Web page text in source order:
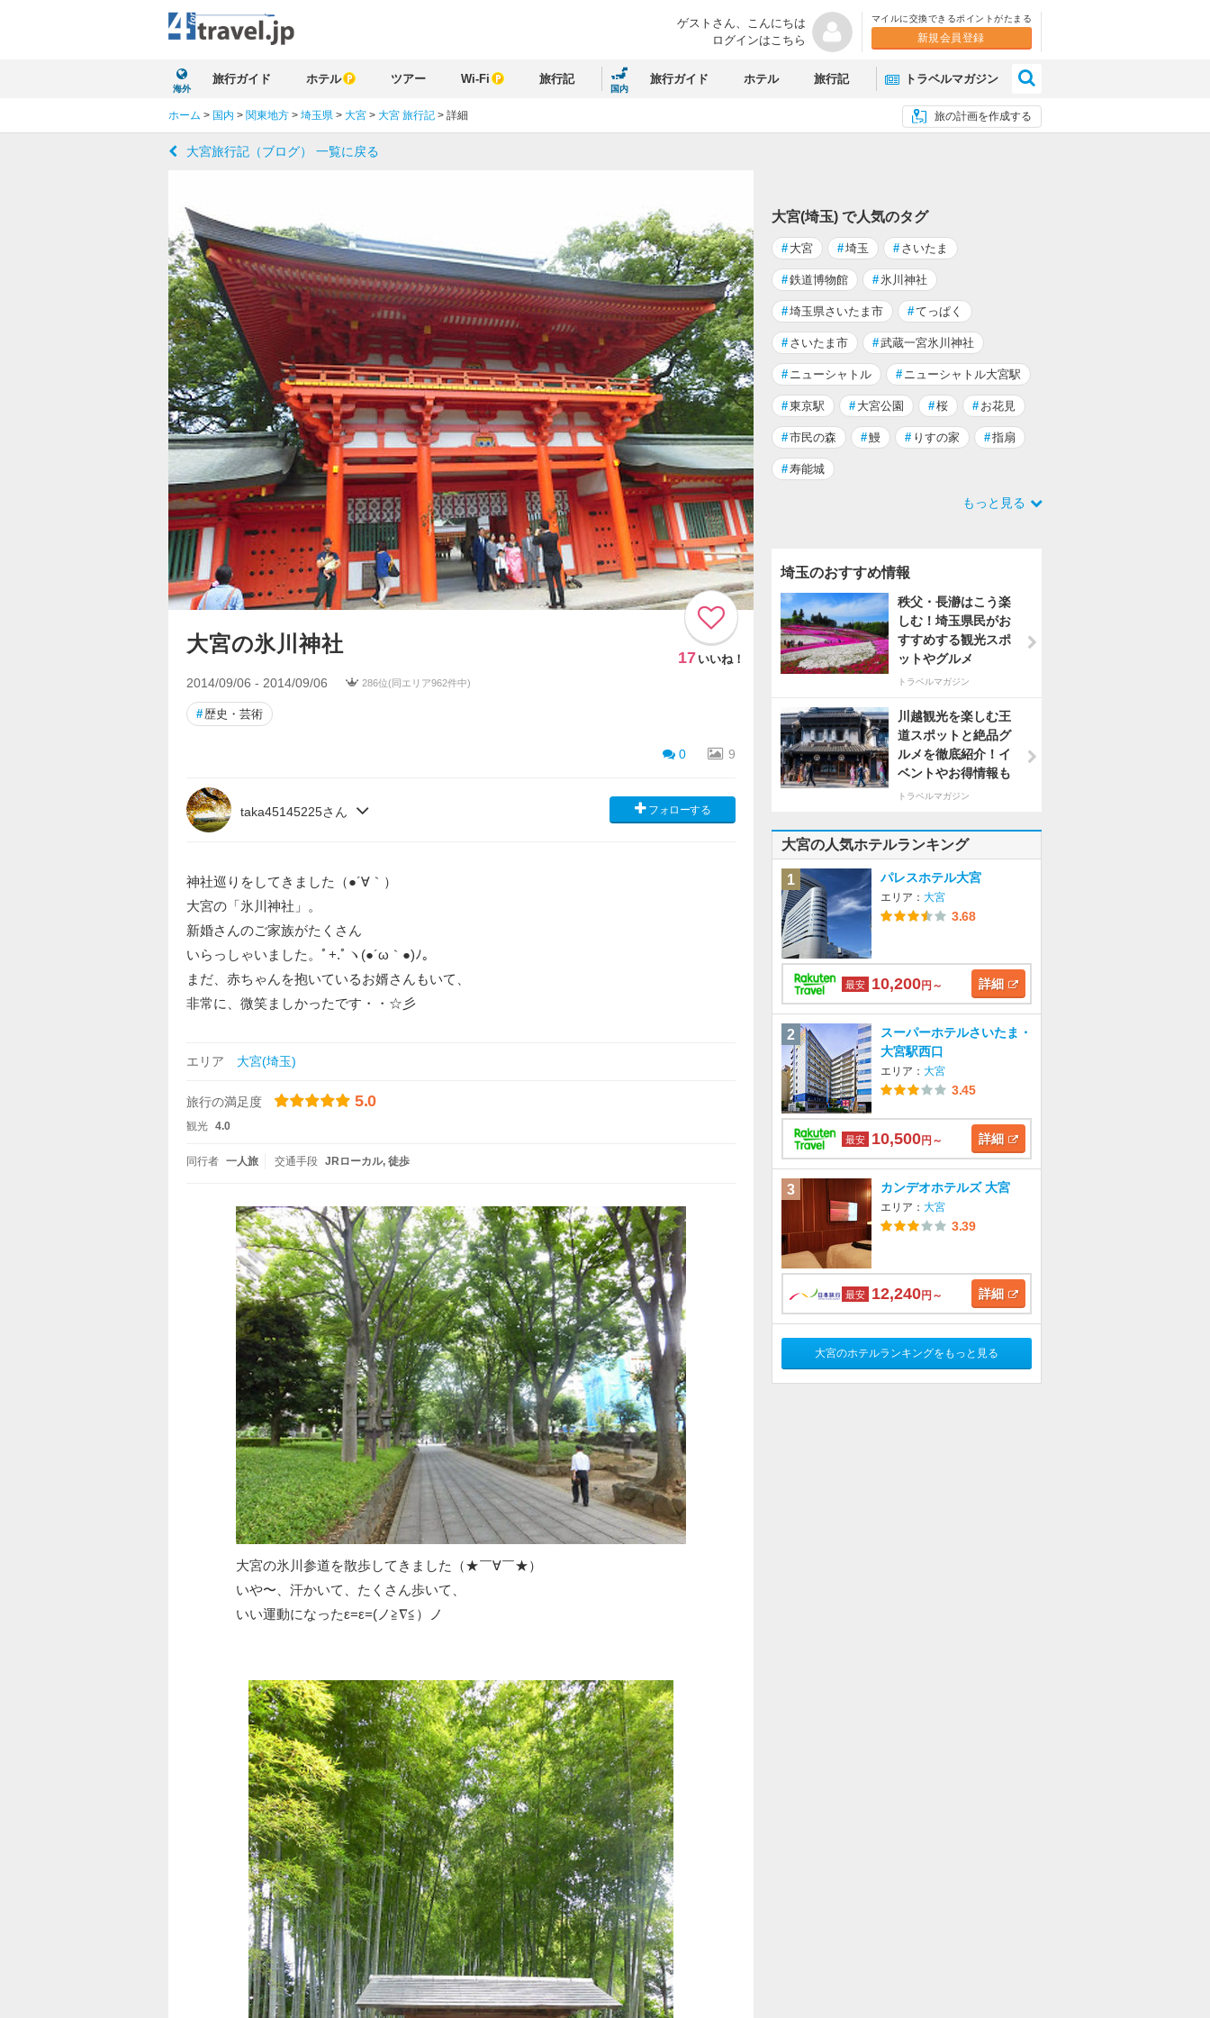
ゲストさん、 こんにちは
ログインはこちら
マイルに交換できるポイントがたまる
新規会員登録
海外
旅行ガイド ホテル ツアー Wi-Fi 旅行記
国内
旅行ガイド ホテル 旅行記 トラベルマガジン
旅の計画を作成する
ホーム > 国内 > 関東地方 > 埼玉県 > 大宮 > 大宮 旅行記 > 詳細
大宮旅行記（ブログ） 一覧に戻る
大宮の氷川神社
17 いいね！
2014/09/06 - 2014/09/06 286位(同エリア962件中)
# 歴史・芸術
0 9
taka45145225さん フォローする
神社巡りをしてきました（●´∀｀）
大宮の「氷川神社」。
新婚さんのご家族がたくさん
いらっしゃいました。ﾟ+.ﾟヽ(●´ω｀●)ﾉ。
まだ、赤ちゃんを抱いているお婿さんもいて、
非常に、微笑ましかったです・・☆彡
エリア 大宮(埼玉)
旅行の満足度 5.0
観光 4.0
同行者 一人旅 交通手段 JRローカル 徒歩
大宮の氷川参道を散歩してきました（★￣∀￣★）
いや〜、汗かいて、たくさん歩いて、
いい運動になったε=ε=(ノ≧∇≦）ノ
大宮(埼玉) で人気のタグ
# 大宮 #埼玉 # さいたま
#鉄道博物館 #氷川神社
#埼玉県さいたま市 #てっぱく
# さいたま市 #武蔵一宮氷川神社
# ニューシャトル # ニューシャトル大宮駅
#東京駅 # 大宮公園 #桜 # お花見
#市民の森 #鰻 # りすの家 #指扇
#寿能城
もっと見る
埼玉のおすすめ情報
秩父・長瀞はこう楽
しむ！埼玉県民がお
すすめする観光スポ
ットやグルメ
トラベルマガジン
川越観光を楽しむ王
道スポットと絶品グ
ルメを徹底紹介！イ
ベントやお得情報も
トラベルマガジン
大宮の人気ホテルランキング
1 パレスホテル大宮
エリア： 大宮
3.68
最安 10,200円～ 詳細
2
スーパーホテルさいたま・
大宮駅西口
エリア： 大宮
3.45
最安 10,500円～ 詳細
3 カンデオホテルズ 大宮
エリア： 大宮
3.39
最安 12,240円～ 詳細
大宮のホテルランキングをもっと見る